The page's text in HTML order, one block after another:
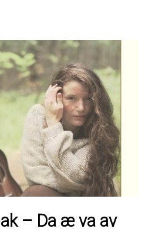
– Da æ va av